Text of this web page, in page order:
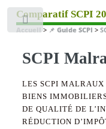
Comparatif SCPI
Accueil > 📌 Guide SCPI >
SCPI
LES SCPI MALRAUX
BIENS
DE QUALITÉ DE
RÉDUCTION
Toggle